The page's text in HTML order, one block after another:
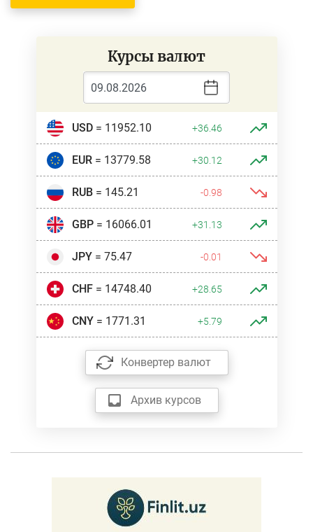
Курсы валют
USD= 11952.10 +36.46
EUR= 13779.58 +30.12
RUB= 145.21 -0.98
GBP= 16066.01 +31.13
JPY= 75.47 -0.01
CHF= 14748.40 +28.65
CNY= 1771.31 +5.79
Конвертер валют
Архив курсов